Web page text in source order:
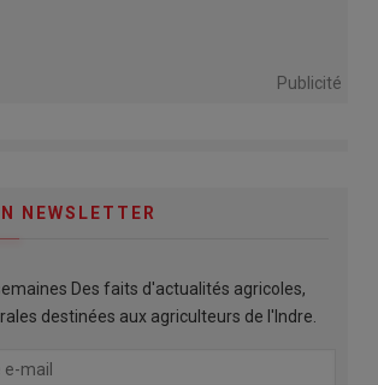
Publicité
NEWSLETTER
Des faits d'actualités agricoles,
destinées aux agriculteurs de l'Indre.